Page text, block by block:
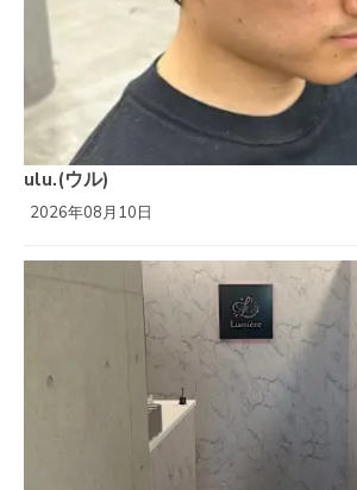
ulu.(ウル)
2026年08月10日